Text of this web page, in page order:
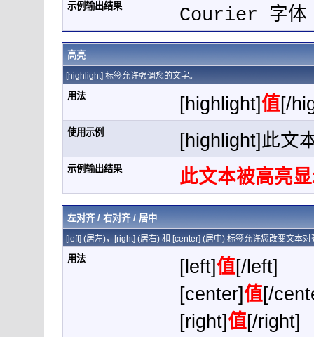
示例输出结果 Courier 字体
高亮
[highlight] 标签允许强调您的文字。
用法 [highlight]值[/
使用示例 [highlight]此文
示例输出结果 此文本被高亮
左对齐 / 右对齐 / 居中
[left] (居左)，[right] (居右) 和 [center] (居中) 标签允许您改变文本对
用法 [left]值[/left]
[center]值[/
[right]值[/right]